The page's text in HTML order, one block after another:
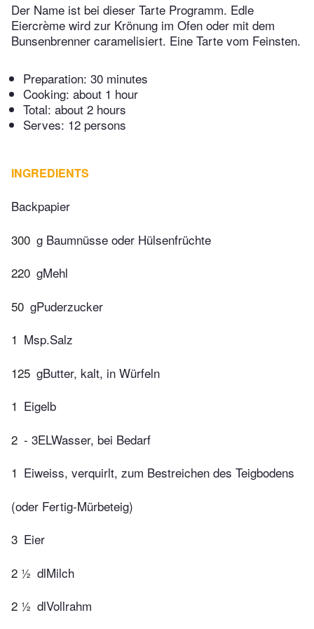
Der Name ist bei dieser Tarte Programm. Edle
Eiercrème wird zur Krönung im Ofen oder mit dem
Bunsenbrenner caramelisiert. Eine Tarte vom Feinsten.
Preparation: 30 minutes
Cooking: about 1 hour
Total: about 2 hours
Serves: 12 persons
INGREDIENTS
Backpapier
300 g Baumnüsse oder Hülsenfrüchte
220 gMehl
50 gPuderzucker
1 Msp.Salz
125 gButter, kalt, in Würfeln
1 Eigelb
2 - 3ELWasser, bei Bedarf
1 Eiweiss, verquirlt, zum Bestreichen des Teigbodens
(oder Fertig-Mürbeteig)
3 Eier
2 ½ dlMilch
2 ½ dlVollrahm